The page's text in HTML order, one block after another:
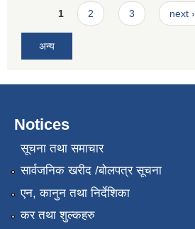
Pages
1 2 3 next ›
अन्य
Notices
सूचना तथा समाचार
सार्वजनिक खरीद /बोलपत्र सूचना
एन, कानुन तथा निर्देशिका
कर तथा शुल्कहरु